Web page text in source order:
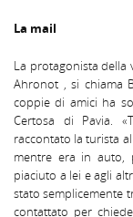
La mail
La protagonista della
Ahronot , si chiama
coppie di amici ha
Certosa di Pavia.
raccontato la turista
mentre era in auto,
piaciuto a lei e agli
stato semplicemente
contattato per